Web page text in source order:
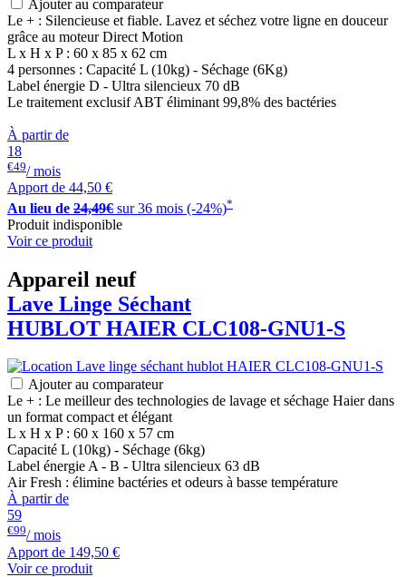
Ajouter au comparateur
Le + : Silencieuse et fiable. Lavez et séchez votre ligne en douceur
grâce au moteur Direct Motion
L x H x P : 60 x 85 x 62 cm
4 personnes : Capacité L (10kg) - Séchage (6Kg)
Label énergie D - Ultra silencieux 70 dB
Le traitement exclusif ABT éliminant 99,8% des bactéries
À partir de
18
€49/ mois
Apport de 44,50 €
Au lieu de 24,49€ sur 36 mois (-24%)*
Produit indisponible
Voir ce produit
Appareil neuf
Lave Linge Séchant
HUBLOT HAIER CLC108-GNU1-S
Ajouter au comparateur
Le + : Le meilleur des technologies de lavage et séchage Haier dans
un format compact et élégant
L x H x P : 60 x 160 x 57 cm
Capacité L (10kg) - Séchage (6kg)
Label énergie A - B - Ultra silencieux 63 dB
Air Fresh : élimine bactéries et odeurs à basse température
À partir de
59
€99/ mois
Apport de 149,50 €
Voir ce produit